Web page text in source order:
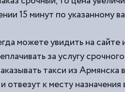
15 минут по указанному
можете увидить на сайте
за услугу
такси изАрмянска
к месту назначения